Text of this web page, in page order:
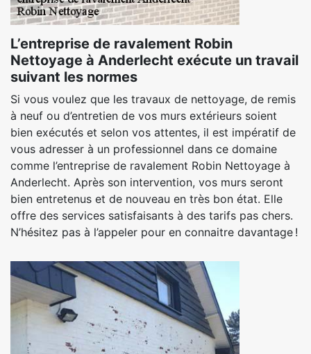
L’entreprise de ravalement Robin
Nettoyage à Anderlecht exécute un travail
suivant les normes
Si vous voulez que les travaux de nettoyage, de remis
à neuf ou d’entretien de vos murs extérieurs soient
bien exécutés et selon vos attentes, il est impératif de
vous adresser à un professionnel dans ce domaine
comme l’entreprise de ravalement Robin Nettoyage à
Anderlecht. Après son intervention, vos murs seront
bien entretenus et de nouveau en très bon état. Elle
offre des services satisfaisants à des tarifs pas chers.
N’hésitez pas à l’appeler pour en connaitre davantage !